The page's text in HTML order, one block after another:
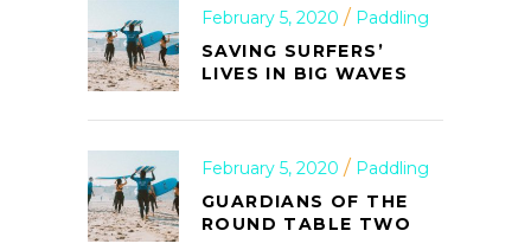
February 5, 2020
Paddling
SAVING SURFERS’
LIVES IN BIG WAVES
February 5, 2020
Paddling
GUARDIANS OF THE
ROUND TABLE TWO